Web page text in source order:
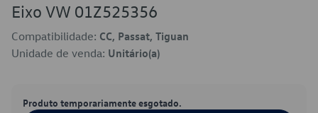
Eixo VW 01Z525356
Compatibilidade: CC, Passat, Tiguan
Unidade de venda: Unitário(a)
Produto temporariamente esgotado.